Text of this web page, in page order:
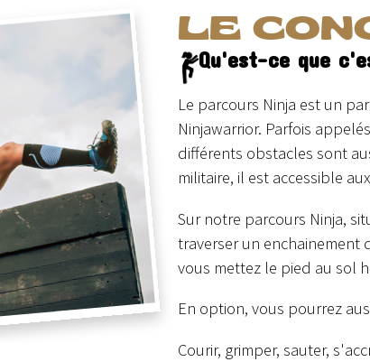
LE
Qu'est-ce que
Le parcours Ninja est un
Ninjawarrior. Parfois
différents obstacles sont
militaire, il est accessible
Sur notre parcours Ninja,
traverser un enchainement
vous mettez le pied au sol
En option, vous pourrez
Courir, grimper, sauter,